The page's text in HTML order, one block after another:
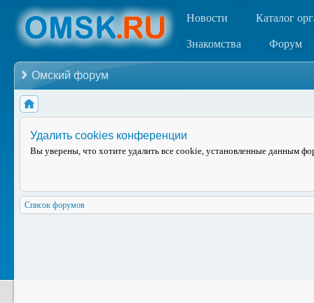
Новости Каталог
Знакомства Форум
Омский форум
Удалить cookies конференции
Вы уверены, что хотите удалить все cookie, установленные данным
Список форумов